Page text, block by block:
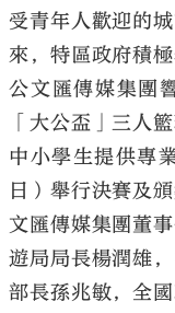
受青年人歡迎的
來，特區政府積
公文匯傳媒集團
「大公盃」三人
中小學生提供專
日）舉行決賽及
文匯傳媒集團董
遊局局長楊潤雄
部長孫兆敏，全